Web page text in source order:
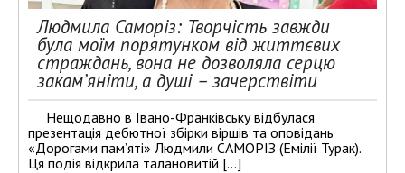
Людмила Саморіз: Творчість завжди
була моїм порятунком від життєвих
страждань, вона не дозволяла серцю
закам’яніти, а душі – зачерствіти
Нещодавно в Івано-Франківську відбулася
презентація дебютної збірки віршів та оповідань
«Дорогами пам’яті» Людмили САМОРІЗ (Емілії Турак).
Ця подія відкрила талановитій […]